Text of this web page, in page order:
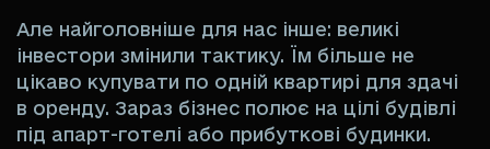
Але найголовніше для нас інше: великі
інвестори змінили тактику. Їм більше не
цікаво купувати по одній квартирі для здачі
в оренду. Зараз бізнес полює на цілі будівлі
під апарт-готелі або прибуткові будинки.